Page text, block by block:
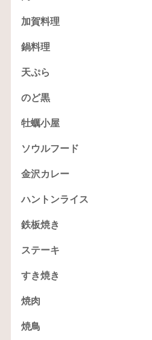
加賀料理
鍋料理
天ぷら
のど黒
牡蠣小屋
ソウルフード
金沢カレー
ハントンライス
鉄板焼き
ステーキ
すき焼き
焼肉
焼鳥